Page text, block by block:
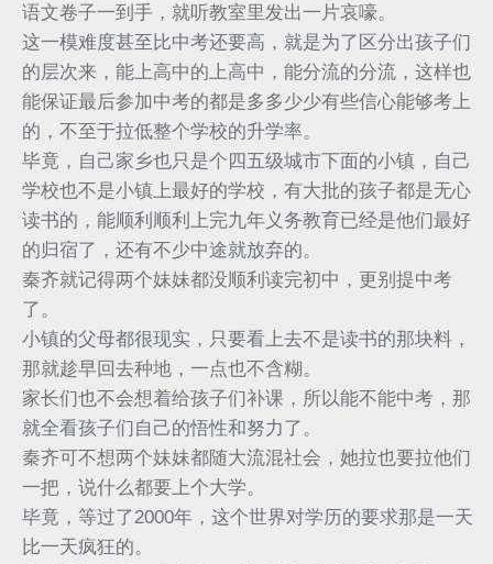
语文卷子一到手，就听教室里发出一片哀嚎。
这一模难度甚至比中考还要高，就是为了区分出孩子们
的层次来，能上高中的上高中，能分流的分流，这样也
能保证最后参加中考的都是多多少少有些信心能够考上
的，不至于拉低整个学校的升学率。
毕竟，自己家乡也只是个四五级城市下面的小镇，自己
学校也不是小镇上最好的学校，有大批的孩子都是无心
读书的，能顺利顺利上完九年义务教育已经是他们最好
的归宿了，还有不少中途就放弃的。
秦齐就记得两个妹妹都没顺利读完初中，更别提中考
了。
小镇的父母都很现实，只要看上去不是读书的那块料，
那就趁早回去种地，一点也不含糊。
家长们也不会想着给孩子们补课，所以能不能中考，那
就全看孩子们自己的悟性和努力了。
秦齐可不想两个妹妹都随大流混社会，她拉也要拉他们
一把，说什么都要上个大学。
毕竟，等过了2000年，这个世界对学历的要求那是一天
比一天疯狂的。